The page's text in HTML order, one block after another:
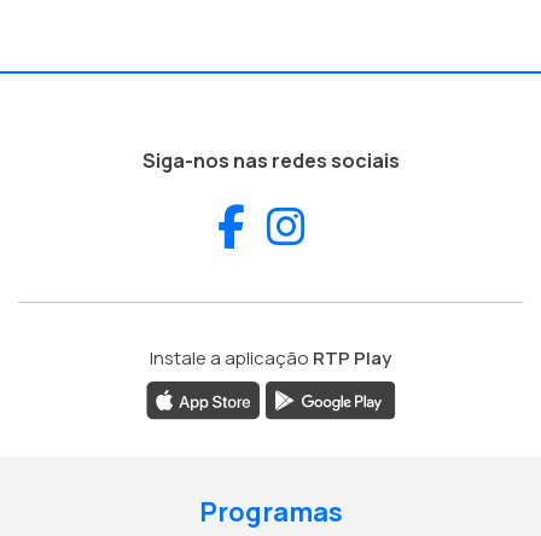
Siga-nos nas redes sociais
Facebook
Instale a aplicação RTP Play
Programas